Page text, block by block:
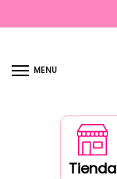
MENU
Tienda